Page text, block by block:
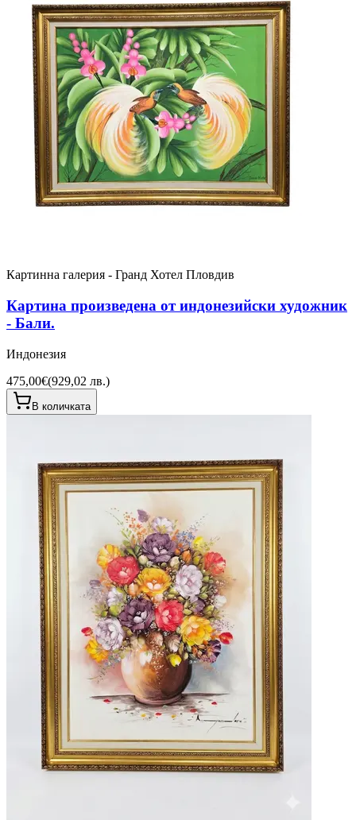
Картинна галерия - Гранд Хотел Пловдив
Картина произведена от индонезийски художник
- Бали.
Индонезия
475,00€(929,02 лв.)
В количката